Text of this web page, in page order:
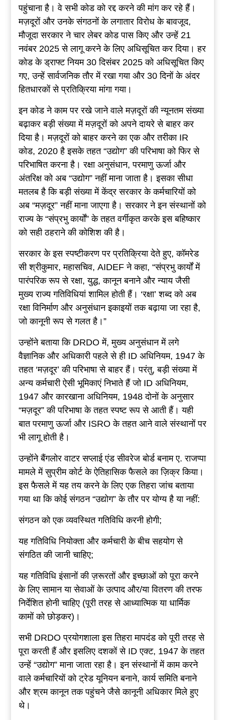
पहुंचाना है। वे सभी कोड को रद्द करने की मांग कर रहे हैं।
मज़दूरों और उनके संगठनों के लगातार विरोध के बावजूद,
मौजूदा सरकार ने चार लेबर कोड पास किए और उन्हें 21
नवंबर 2025 से लागू करने के लिए अधिसूचित कर दिया। हर
कोड के ड्राफ्ट नियम 30 दिसंबर 2025 को अधिसूचित किए
गए, उन्हें सार्वजनिक तौर में रखा गया और 30 दिनों के अंदर
हितधारकों से प्रतिक्रिया मांगा गया।
इन कोड ने काम पर रखे जाने वाले मज़दूरों की न्यूनतम संख्या
बढ़ाकर बड़ी संख्या में मज़दूरों को अपने दायरे से बाहर कर
दिया है। मज़दूरों को बाहर करने का एक और तरीका IR
कोड, 2020 है इसके तहत “उद्योग” की परिभाषा को फिर से
परिभाषित करना है। रक्षा अनुसंधान, परमाणु ऊर्जा और
अंतरिक्ष को अब “उद्योग” नहीं माना जाता है। इसका सीधा
मतलब है कि बड़ी संख्या में केंद्र सरकार के कर्मचारियों को
अब “मज़दूर” नहीं माना जाएगा है। सरकार ने इन संस्थानों को
राज्य के “संप्रभु कार्यों” के तहत वर्गीकृत करके इस बहिष्कार
को सही ठहराने की कोशिश की है।
सरकार के इस स्पष्टीकरण पर प्रतिक्रिया देते हुए, कॉमरेड
सी श्रीकुमार, महासचिव, AIDEF ने कहा, “संप्रभु कार्यों में
पारंपरिक रूप से रक्षा, युद्ध, कानून बनाने और न्याय जैसी
मुख्य राज्य गतिविधियां शामिल होती हैं। ‘रक्षा’ शब्द को अब
रक्षा विनिर्माण और अनुसंधान इकाइयों तक बढ़ाया जा रहा है,
जो कानूनी रूप से गलत है।”
उन्होंने बताया कि DRDO में, मुख्य अनुसंधान में लगे
वैज्ञानिक और अधिकारी पहले से ही ID अधिनियम, 1947 के
तहत ‘मज़दूर’ की परिभाषा से बाहर हैं। परंतु, बड़ी संख्या में
अन्य कर्मचारी ऐसी भूमिकाएं निभाते हैं जो ID अधिनियम,
1947 और कारखाना अधिनियम, 1948 दोनों के अनुसार
“मज़दूर” की परिभाषा के तहत स्पष्ट रूप से आती हैं। यही
बात परमाणु ऊर्जा और ISRO के तहत आने वाले संस्थानों पर
भी लागू होती है।
उन्होंने बैंगलोर वाटर सप्लाई एंड सीवरेज बोर्ड बनाम ए. राजप्पा
मामले में सुप्रीम कोर्ट के ऐतिहासिक फैसले का ज़िक्र किया।
इस फैसले में यह तय करने के लिए एक तिहरा जांच बताया
गया था कि कोई संगठन “उद्योग” के तौर पर योग्य है या नहीं:
संगठन को एक व्यवस्थित गतिविधि करनी होगी;
यह गतिविधि नियोक्ता और कर्मचारी के बीच सहयोग से
संगठित की जानी चाहिए;
यह गतिविधि इंसानों की ज़रूरतों और इच्छाओं को पूरा करने
के लिए सामान या सेवाओं के उत्पाद और/या वितरण की तरफ
निर्देशित होनी चाहिए (पूरी तरह से आध्यात्मिक या धार्मिक
कामों को छोड़कर)।
सभी DRDO प्रयोगशाला इस तिहरा मापदंड को पूरी तरह से
पूरा करती हैं और इसलिए दशकों से ID एक्ट, 1947 के तहत
उन्हें “उद्योग” माना जाता रहा है। इन संस्थानों में काम करने
वाले कर्मचारियों को ट्रेड यूनियन बनाने, कार्य समिति बनाने
और श्रम कानून तक पहुंचने जैसे कानूनी अधिकार मिले हुए
थे।